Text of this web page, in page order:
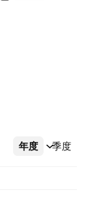
年度 季度
更多